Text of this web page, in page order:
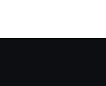
la